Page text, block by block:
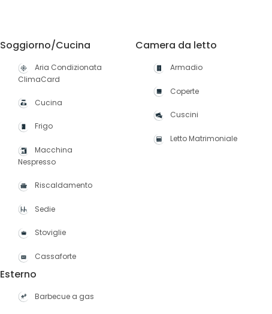
Soggiorno/Cucina
Aria Condizionata
ClimaCard
Cucina
Frigo
Macchina
Nespresso
Riscaldamento
Sedie
Stoviglie
Cassaforte
Camera da letto
Armadio
Coperte
Cuscini
Letto Matrimoniale
Esterno
Barbecue a gas